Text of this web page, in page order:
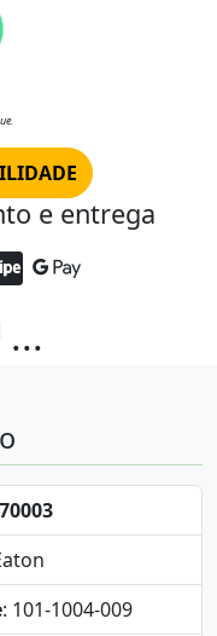
e entrega
...
: 101-1004-009